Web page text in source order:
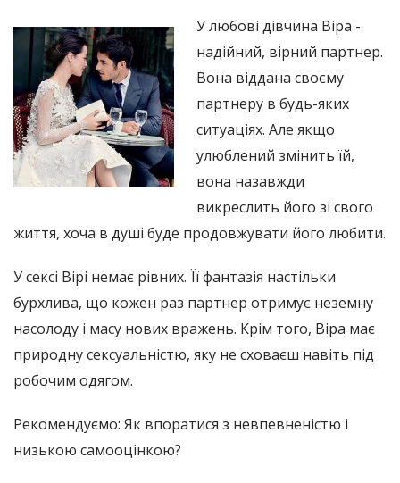
У любові дівчина Віра -
надійний, вірний партнер.
Вона віддана своєму
партнеру в будь-яких
ситуаціях. Але якщо
улюблений змінить їй,
вона назавжди
викреслить його зі свого
життя, хоча в душі буде продовжувати його любити.
У сексі Вірі немає рівних. Її фантазія настільки
бурхлива, що кожен раз партнер отримує неземну
насолоду і масу нових вражень. Крім того, Віра має
природну сексуальністю, яку не сховаєш навіть під
робочим одягом.
Рекомендуємо: Як впоратися з невпевненістю і
низькою самооцінкою?